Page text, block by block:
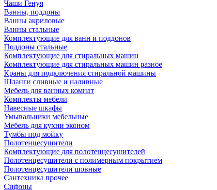
Чаши Генуя
Ванны, поддоны
Ванны акриловые
Ванны стальные
Комплектующие для ванн и поддонов
Поддоны стальные
Комплектующие для стиральных машин
Комплектующие для стиральных машин разное
Краны для подключения стиральной машины
Шланги сливные и наливные
Мебель для ванных комнат
Комплекты мебели
Навесные шкафы
Умывальники мебельные
Мебель для кухни эконом
Тумбы под мойку
Полотенцесушители
Комплектующие для полотенцесушителей
Полотенцесушители с полимерным покрытием
Полотенцесушители шовные
Сантехника прочее
Сифоны